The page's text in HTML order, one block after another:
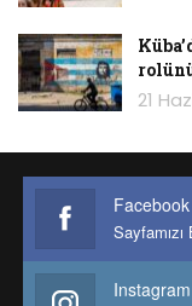
21
Facebook
Sayfamızı
Instagram